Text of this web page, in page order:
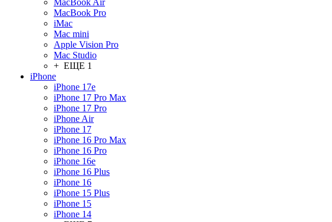
MacBook Air
MacBook Pro
iMac
Mac mini
Apple Vision Pro
Mac Studio
+ ЕЩЕ 1
iPhone
iPhone 17e
iPhone 17 Pro Max
iPhone 17 Pro
iPhone Air
iPhone 17
iPhone 16 Pro Max
iPhone 16 Pro
iPhone 16e
iPhone 16 Plus
iPhone 16
iPhone 15 Plus
iPhone 15
iPhone 14